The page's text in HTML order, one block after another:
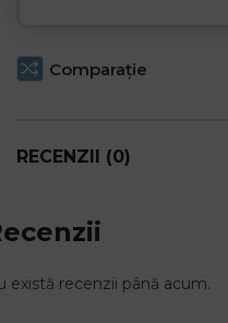
Comparaţie
RECENZII (0)
există recenzii până acum.